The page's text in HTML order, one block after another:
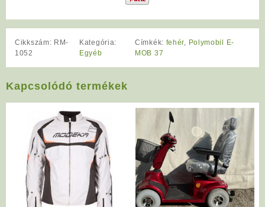
Cikkszám: RM-
1052
Kategória:
Egyéb
Címkék: fehér, Polymobil E-
MOB 37
Kapcsolódó termékek